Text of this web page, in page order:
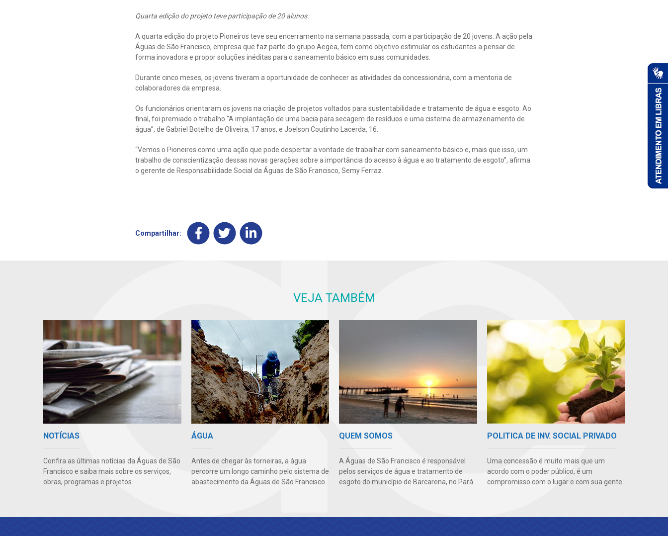
Quarta edição do projeto teve participação de 20 alunos.
A quarta edição do projeto Pioneiros teve seu encerramento na semana passada, com a participação de 20 jovens. A ação pela
Águas de São Francisco, empresa que faz parte do grupo Aegea, tem como objetivo estimular os estudantes a pensar de
forma inovadora e propor soluções inéditas para o saneamento básico em suas comunidades.
Durante cinco meses, os jovens tiveram a oportunidade de conhecer as atividades da concessionária, com a mentoria de
colaboradores da empresa.
Os funcionários orientaram os jovens na criação de projetos voltados para sustentabilidade e tratamento de água e esgoto. Ao
final, foi premiado o trabalho “A implantação de uma bacia para secagem de resíduos e uma cisterna de armazenamento de
água”, de Gabriel Botelho de Oliveira, 17 anos, e Joelson Coutinho Lacerda, 16.
“Vemos o Pioneiros como uma ação que pode despertar a vontade de trabalhar com saneamento básico e, mais que isso, um
trabalho de conscientização dessas novas gerações sobre a importância do acesso à água e ao tratamento de esgoto”, afirma
o gerente de Responsabilidade Social da Águas de São Francisco, Semy Ferraz.
Compartilhar:
VEJA TAMBÉM
NOTÍCIAS
Confira as últimas notícias da Águas de São
Francisco e saiba mais sobre os serviços,
obras, programas e projetos.
ÁGUA
Antes de chegar às torneiras, a água
percorre um longo caminho pelo sistema de
abastecimento da Águas de São Francisco.
QUEM SOMOS
A Águas de São Francisco é responsável
pelos serviços de água e tratamento de
esgoto do município de Barcarena, no Pará.
POLITICA DE INV. SOCIAL PRIVADO
Uma concessão é muito mais que um
acordo com o poder público, é um
compromisso com o lugar e com sua gente.